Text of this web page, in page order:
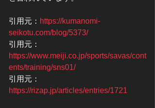
引用元： https://kumanomi-
seikotu.com/blog/5373/
引用元：
https://www.meiji.co.jp/sports/savas/cont
ents/training/sns01/
引用元：
https://rizap.jp/articles/entries/1721